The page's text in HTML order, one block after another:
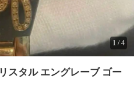
1 /4
スタル エングレーブ ゴー